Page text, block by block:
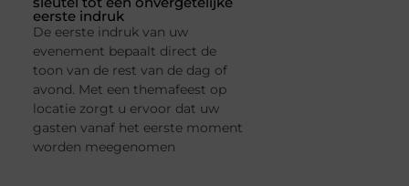
eerste indruk
De eerste indruk van uw
evenement bepaalt direct de
toon van de rest van de dag of
avond. Met een themafeest op
locatie zorgt u ervoor dat uw
gasten vanaf het eerste moment
worden meegenomen